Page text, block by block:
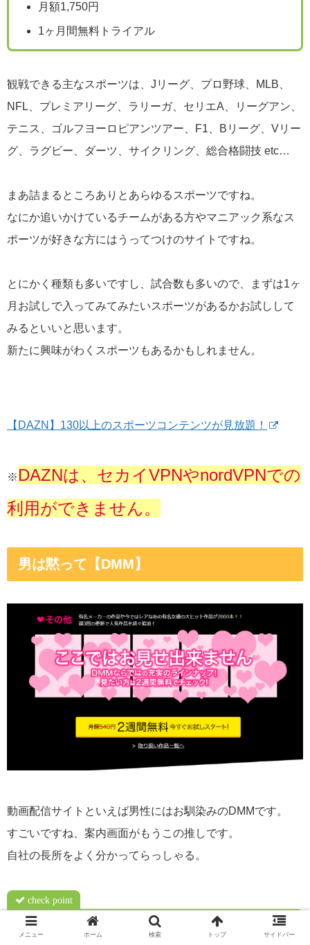
月額1,750円
1ヶ月間無料トライアル
観戦できる主なスポーツは、Jリーグ、プロ野球、MLB、
NFL、プレミアリーグ、ラリーガ、セリエA、リーグアン、
テニス、ゴルフヨーロピアンツアー、F1、Bリーグ、Vリー
グ、ラグビー、ダーツ、サイクリング、総合格闘技 etc…
まあ詰まるところありとあらゆるスポーツですね。
なにか追いかけているチームがある方やマニアック系なス
ポーツが好きな方にはうってつけのサイトですね。
とにかく種類も多いですし、試合数も多いので、まずは1ヶ
月お試しで入ってみてみたいスポーツがあるかお試しして
みるといいと思います。
新たに興味がわくスポーツもあるかもしれません。
【DAZN】130以上のスポーツコンテンツが見放題！
※ DAZNは、セカイVPNやnordVPNでの
利用ができません。
男は黙って【DMM】
動画配信サイトといえば男性にはお馴染みのDMMです。
すごいですね、案内画面がもうこの推しです。
自社の長所をよく分かってらっしゃる。
check point
動画7,000本（うち2,000本は…）
メニュー ホーム 検索 トップ サイドバー